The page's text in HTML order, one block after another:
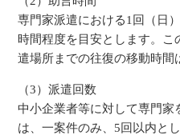
専門家派遣における1回（日
時間程度を目安とします。
遣場所までの往復の移動時間
（3）派遣回数
中小企業者等に対して専門家
は、一案件のみ、5回以内と